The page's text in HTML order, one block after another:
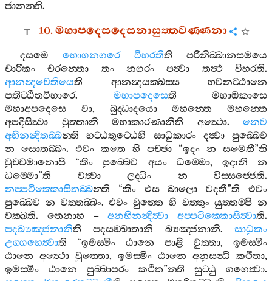
ජානන‍්ති.
10.මහාපදෙසදෙසනාසුත‍්තවණ‍්ණනා
දසමෙ භොගනගරෙ විහරතීති
පරිනිබ‍්බානසමයෙ
චාරිකං
චරන‍්තො තං නගරං පත්‍වා තත්‍ථ විහරති.
ආනන්‍දචෙතියෙති ආනන්‍දයක‍්ඛස‍්ස
භවනට‍්ඨානෙ
පතිට‍්ඨිතවිහාරෙ. මහාපදෙසෙති
මහාඔකාසෙ
මහාඅපදෙසෙ
වා, බුද‍්ධාදයො මහන‍්තෙ
මහන‍්තෙ
අපදිසිත්‍වා
වුත‍්තානි මහාකාරණානීති අත්‍ථො. නෙව
අභිනන්‍දිතබ‍්බන‍්ති හට‍්ඨතුට‍්ඨෙහි සාධුකාරං දත්‍වා
පුබ‍්බෙව
න
සොතබ‍්බං. එවං කතෙ හි පච‍්ඡා “ඉදං න සමෙතී”ති
වුච‍්චමානොපි “කිං පුබ‍්බෙව අයං ධම‍්මො, ඉදානි
න
ධම‍්මො”ති වත්‍වා ලද‍්ධිං න විස‍්සජ‍්ජෙති.
නප‍්පටික‍්කොසිතබ‍්බන‍්ති “කිං එස බාලො වදතී”ති
එවං
පුබ‍්බෙව න වත‍්තබ‍්බං.එවං වුත‍්තෙ හි වත‍්තුං යුත‍්තම‍්පි න
වක‍්ඛති. තෙනාහ –අනභිනන්‍දිත්‍වා අප‍්පටික‍්කොසිත්‍වාති.
පදබ්‍යඤ‍්ජනානීති පදසඞ‍්ඛාතානි බ්‍යඤ‍්ජනානි.සාධුකං
උග‍්ගහෙත්‍වාති “ඉමස‍්මිං ඨානෙ පාළි වුත‍්තා, ඉමස‍්මිං
ඨානෙ අත්‍ථො වුත‍්තො, ඉමස‍්මිං ඨානෙ අනුසන්‍ධි කථිතා,
ඉමස‍්මිං
ඨානෙ පුබ‍්බාපරං කථිත”න‍්ති සුට‍්ඨු ගහෙත්‍වා.